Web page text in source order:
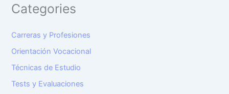
Categories
Carreras y Profesiones
Orientación Vocacional
Técnicas de Estudio
Tests y Evaluaciones